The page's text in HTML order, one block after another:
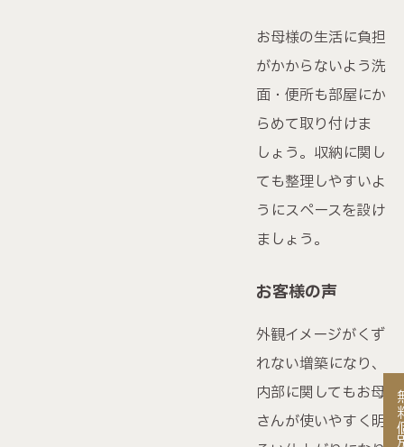
ハセガワグループ公式YouTube
ハセガワグループ公式Instagram
0120-72-3878
営業時間 / 9:00〜18:00（水曜定休）
お母様の生活に負担
がかからないよう洗
面・便所も部屋にか
らめて取り付けま
しょう。収納に関し
ても整理しやすいよ
うにスペースを設け
ましょう。
お客様の声
外観イメージがくず
れない増築になり、
内部に関してもお母
さんが使いやすく明